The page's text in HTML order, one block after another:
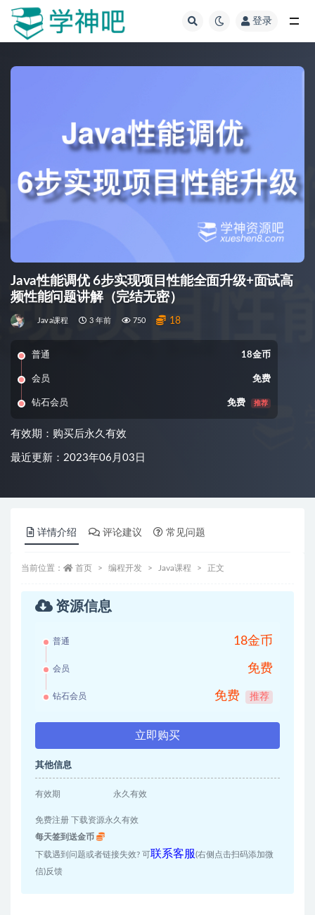
登录
Java性能调优 6步实现项目性能全面升级+面试高
频性能问题讲解（完结无密）
Java课程 3 年前 750 18
普通 18金币
会员 免费
钻石会员 免费 推荐
有效期：购买后永久有效
最近更新：2023年06月03日
详情介绍 评论建议 常见问题
当前位置： 首页 编程开发 Java课程 正文
资源信息
普通 18金币
会员 免费
钻石会员 免费 推荐
立即购买
其他信息
有效期 永久有效
免费注册 下载资源永久有效
每天签到送金币
下载遇到问题或者链接失效? 可联系客服(右侧点击扫码添加微
信)反馈